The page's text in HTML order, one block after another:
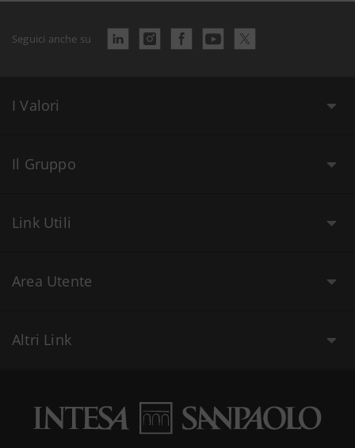
Seguici anche su
I Valori
Il Gruppo
Link Utili
Area Utente
Altri Link